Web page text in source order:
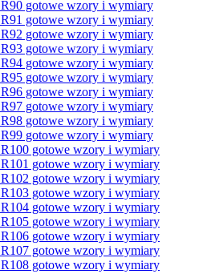
gotowe wzory i wymiary
gotowe wzory i wymiary
gotowe wzory i wymiary
gotowe wzory i wymiary
gotowe wzory i wymiary
gotowe wzory i wymiary
gotowe wzory i wymiary
gotowe wzory i wymiary
gotowe wzory i wymiary
gotowe wzory i wymiary
gotowe wzory i wymiary
gotowe wzory i wymiary
gotowe wzory i wymiary
gotowe wzory i wymiary
gotowe wzory i wymiary
gotowe wzory i wymiary
gotowe wzory i wymiary
gotowe wzory i wymiary
gotowe wzory i wymiary